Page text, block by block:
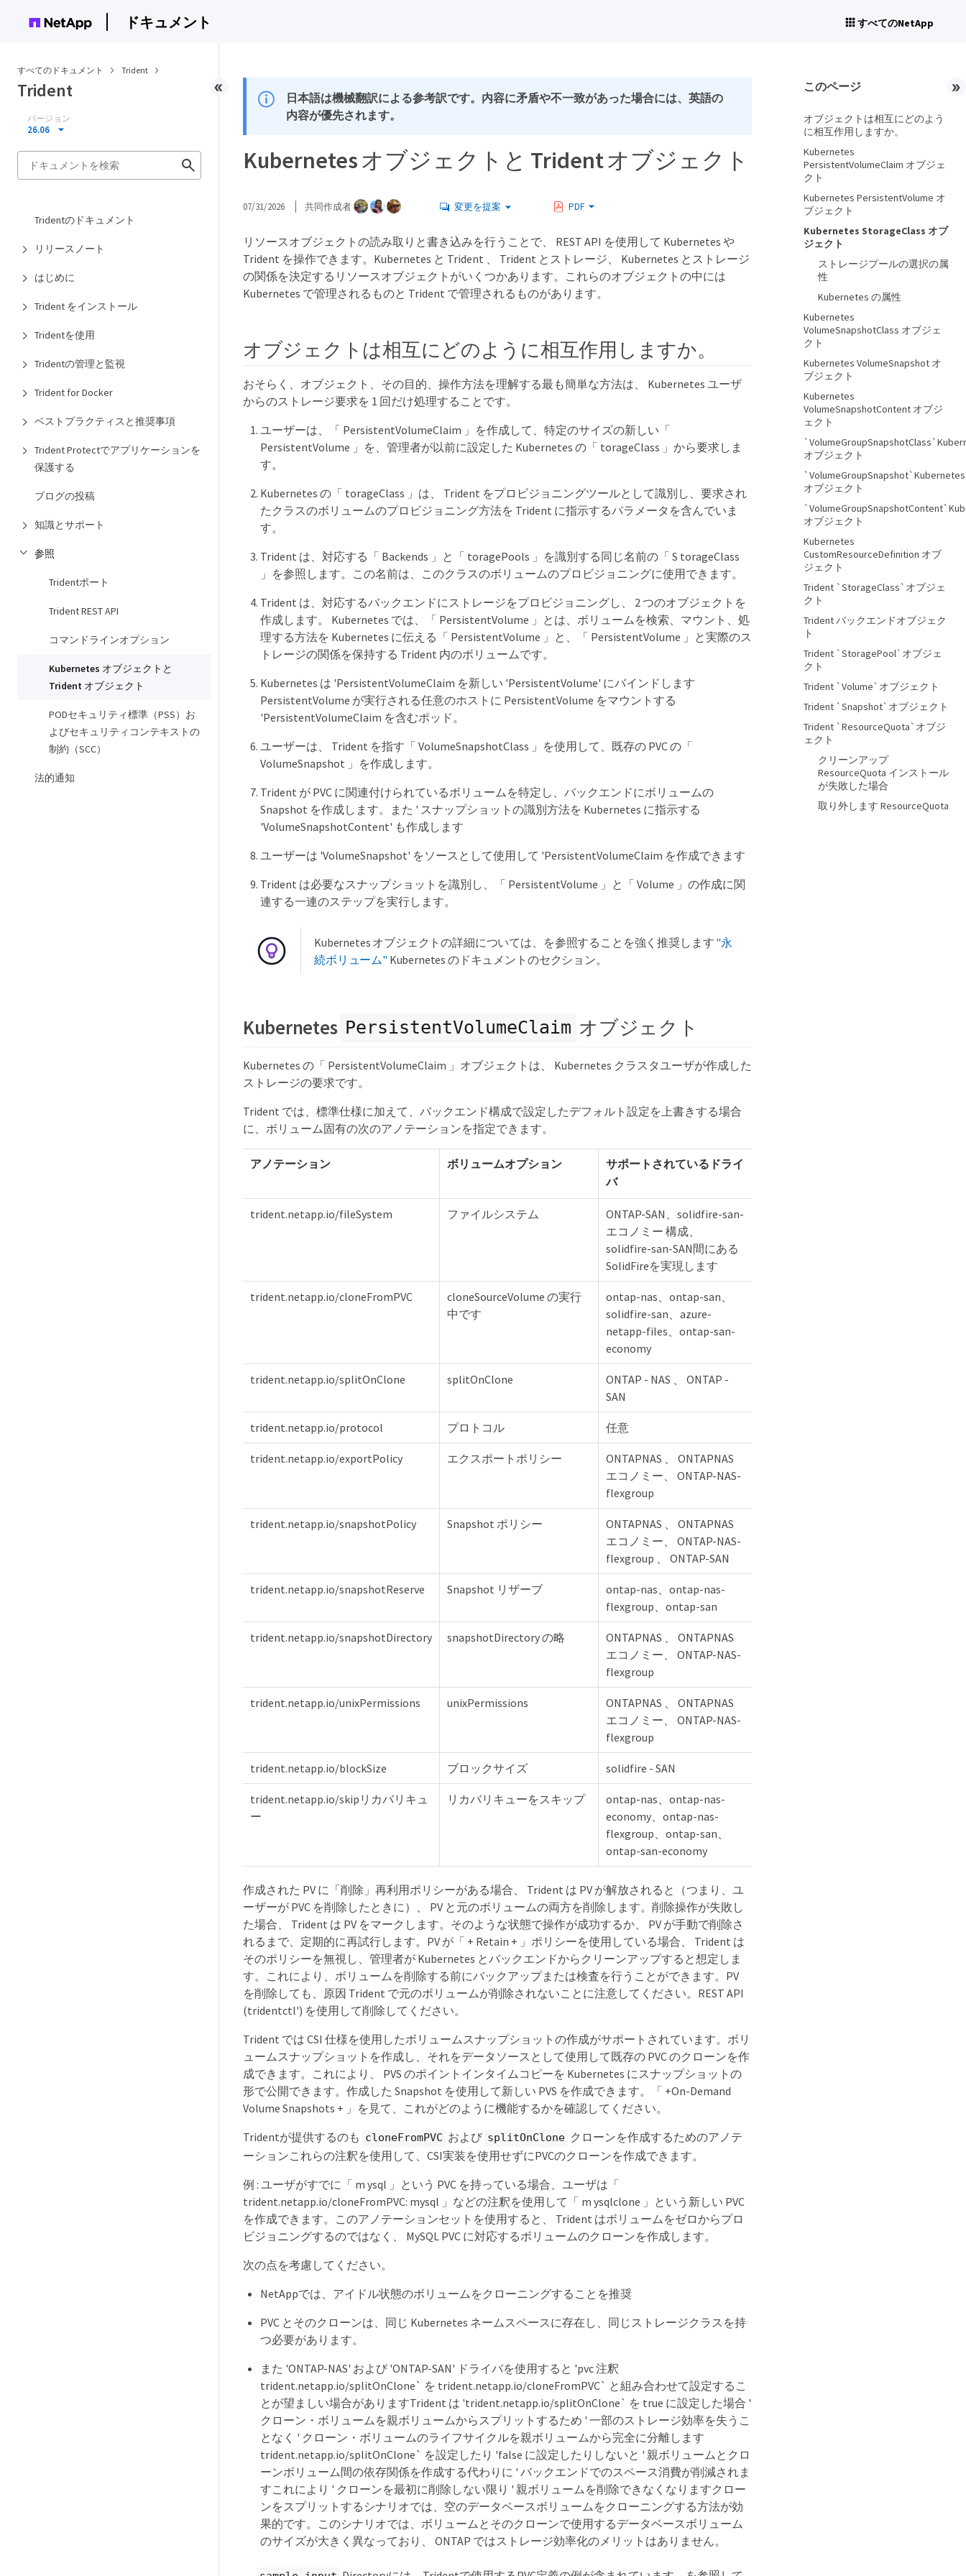
ドキュメント すべてのNetApp
すべてのドキュメント Trident
Trident
バージョン
26.06
Tridentのドキュメント
リリースノート
はじめに
Trident をインストール
Tridentを使用
Tridentの管理と監視
Trident for Docker
ベストプラクティスと推奨事項
Trident Protectでアプリケーションを
保護する
ブログの投稿
知識とサポート
参照
Tridentポート
Trident REST API
コマンドラインオプション
Kubernetes オブジェクトと
Trident オブジェクト
PODセキュリティ標準（PSS）お
よびセキュリティコンテキストの
制約（SCC）
法的通知
日本語は機械翻訳による参考訳です。内容に矛盾や不一致があった場合には、英語の
内容が優先されます。
Kubernetes オブジェクトと Trident オブジェクト
07/31/2026 共同作成者 変更を提案 PDF
リソースオブジェクトの読み取りと書き込みを行うことで、 REST API を使用して Kubernetes や
Trident を操作できます。Kubernetes と Trident 、 Trident とストレージ、 Kubernetes とストレージ
の関係を決定するリソースオブジェクトがいくつかあります。これらのオブジェクトの中には
Kubernetes で管理されるものと Trident で管理されるものがあります。
オブジェクトは相互にどのように相互作用しますか。
おそらく、オブジェクト、その目的、操作方法を理解する最も簡単な方法は、 Kubernetes ユーザ
からのストレージ要求を 1 回だけ処理することです。
ユーザーは、「 PersistentVolumeClaim 」を作成して、特定のサイズの新しい「
PersistentVolume 」を、管理者が以前に設定した Kubernetes の「 torageClass 」から要求しま
す。
Kubernetes の「 torageClass 」は、 Trident をプロビジョニングツールとして識別し、要求され
たクラスのボリュームのプロビジョニング方法を Trident に指示するパラメータを含んでいま
す。
Trident は、対応する「 Backends 」と「 toragePools 」を識別する同じ名前の「 S torageClass
」を参照します。この名前は、このクラスのボリュームのプロビジョニングに使用できます。
Trident は、対応するバックエンドにストレージをプロビジョニングし、 2 つのオブジェクトを
作成します。 Kubernetes では、「 PersistentVolume 」とは、ボリュームを検索、マウント、処
理する方法を Kubernetes に伝える「 PersistentVolume 」と、「 PersistentVolume 」と実際のス
トレージの関係を保持する Trident 内のボリュームです。
Kubernetes は 'PersistentVolumeClaim を新しい 'PersistentVolume' にバインドします
PersistentVolume が実行される任意のホストに PersistentVolume をマウントする
'PersistentVolumeClaim を含むポッド。
ユーザーは、 Trident を指す「 VolumeSnapshotClass 」を使用して、既存の PVC の「
VolumeSnapshot 」を作成します。
Trident が PVC に関連付けられているボリュームを特定し、バックエンドにボリュームの
Snapshot を作成します。また ' スナップショットの識別方法を Kubernetes に指示する
'VolumeSnapshotContent' も作成します
ユーザーは 'VolumeSnapshot' をソースとして使用して 'PersistentVolumeClaim を作成できます
Trident は必要なスナップショットを識別し、「 PersistentVolume 」と「 Volume 」の作成に関
連する一連のステップを実行します。
Kubernetes オブジェクトの詳細については、を参照することを強く推奨します "永
続ボリューム" Kubernetes のドキュメントのセクション。
Kubernetes PersistentVolumeClaim オブジェクト
Kubernetes の「 PersistentVolumeClaim 」オブジェクトは、 Kubernetes クラスタユーザが作成した
ストレージの要求です。
Trident では、標準仕様に加えて、バックエンド構成で設定したデフォルト設定を上書きする場合
に、ボリューム固有の次のアノテーションを指定できます。
アノテーション ボリュームオプション
サポートされているドライ
バ
trident.netapp.io/fileSystem ファイルシステム
ONTAP-SAN、solidfire-san-
エコノミー 構成、
solidfire-san-SAN間にある
SolidFireを実現します
trident.netapp.io/cloneFromPVC
cloneSourceVolume の実行
中です
ontap-nas、ontap-san、
solidfire-san、azure-
netapp-files、ontap-san-
economy
trident.netapp.io/splitOnClone splitOnClone
ONTAP - NAS 、 ONTAP -
SAN
trident.netapp.io/protocol プロトコル 任意
trident.netapp.io/exportPolicy エクスポートポリシー
ONTAPNAS 、 ONTAPNAS
エコノミー、 ONTAP-NAS-
flexgroup
trident.netapp.io/snapshotPolicy Snapshot ポリシー
ONTAPNAS 、 ONTAPNAS
エコノミー、 ONTAP-NAS-
flexgroup 、 ONTAP-SAN
trident.netapp.io/snapshotReserve Snapshot リザーブ
ontap-nas、ontap-nas-
flexgroup、ontap-san
trident.netapp.io/snapshotDirectory snapshotDirectory の略
ONTAPNAS 、 ONTAPNAS
エコノミー、 ONTAP-NAS-
flexgroup
trident.netapp.io/unixPermissions unixPermissions
ONTAPNAS 、 ONTAPNAS
エコノミー、 ONTAP-NAS-
flexgroup
trident.netapp.io/blockSize ブロックサイズ solidfire - SAN
trident.netapp.io/skipリカバリキュ
ー
リカバリキューをスキップ
ontap-nas、ontap-nas-
economy、ontap-nas-
flexgroup、ontap-san、
ontap-san-economy
作成された PV に「削除」再利用ポリシーがある場合、 Trident は PV が解放されると（つまり、ユ
ーザーが PVC を削除したときに）、 PV と元のボリュームの両方を削除します。削除操作が失敗し
た場合、 Trident は PV をマークします。そのような状態で操作が成功するか、 PV が手動で削除さ
れるまで、定期的に再試行します。PV が「 + Retain + 」ポリシーを使用している場合、 Trident は
そのポリシーを無視し、管理者が Kubernetes とバックエンドからクリーンアップすると想定しま
す。これにより、ボリュームを削除する前にバックアップまたは検査を行うことができます。PV
を削除しても、原因 Trident で元のボリュームが削除されないことに注意してください。REST API
(tridentctl') を使用して削除してください。
Trident では CSI 仕様を使用したボリュームスナップショットの作成がサポートされています。ボリ
ュームスナップショットを作成し、それをデータソースとして使用して既存の PVC のクローンを作
成できます。これにより、 PVS のポイントインタイムコピーを Kubernetes にスナップショットの
形で公開できます。作成した Snapshot を使用して新しい PVS を作成できます。「 +On-Demand
Volume Snapshots + 」を見て、これがどのように機能するかを確認してください。
Tridentが提供するのも cloneFromPVC および splitOnClone クローンを作成するためのアノテ
ーションこれらの注釈を使用して、CSI実装を使用せずにPVCのクローンを作成できます。
例 : ユーザがすでに「 m ysql 」という PVC を持っている場合、ユーザは「
trident.netapp.io/cloneFromPVC: mysql 」などの注釈を使用して「 m ysqlclone 」という新しい PVC
を作成できます。このアノテーションセットを使用すると、 Trident はボリュームをゼロからプロ
ビジョニングするのではなく、 MySQL PVC に対応するボリュームのクローンを作成します。
次の点を考慮してください。
NetAppでは、アイドル状態のボリュームをクローニングすることを推奨
PVC とそのクローンは、同じ Kubernetes ネームスペースに存在し、同じストレージクラスを持
つ必要があります。
また 'ONTAP-NAS' および 'ONTAP-SAN' ドライバを使用すると 'pvc 注釈
trident.netapp.io/splitOnClone` を trident.netapp.io/cloneFromPVC` と組み合わせて設定するこ
とが望ましい場合がありますTrident は 'trident.netapp.io/splitOnClone` を true に設定した場合 '
クローン・ボリュームを親ボリュームからスプリットするため ' 一部のストレージ効率を失うこ
となく ' クローン・ボリュームのライフサイクルを親ボリュームから完全に分離します
trident.netapp.io/splitOnClone` を設定したり 'false に設定したりしないと ' 親ボリュームとクロ
ーンボリューム間の依存関係を作成する代わりに ' バックエンドでのスペース消費が削減されま
すこれにより ' クローンを最初に削除しない限り ' 親ボリュームを削除できなくなりますクロー
ンをスプリットするシナリオでは、空のデータベースボリュームをクローニングする方法が効
果的です。このシナリオでは、ボリュームとそのクローンで使用するデータベースボリューム
のサイズが大きく異なっており、 ONTAP ではストレージ効率化のメリットはありません。
このページ
オブジェクトは相互にどのよう
に相互作用しますか。
Kubernetes
PersistentVolumeClaim オブジェ
クト
Kubernetes PersistentVolume オ
ブジェクト
Kubernetes StorageClass オブ
ジェクト
ストレージプールの選択の属
性
Kubernetes の属性
Kubernetes
VolumeSnapshotClass オブジェ
クト
Kubernetes VolumeSnapshot オ
ブジェクト
Kubernetes
VolumeSnapshotContent オブジ
ェクト
オブジェクト
`VolumeGroupSnapshot`Kubernetes
オブジェクト
オブジェクト
Kubernetes
CustomResourceDefinition オブ
ジェクト
Trident `StorageClass`オブジェ
クト
Trident バックエンドオブジェク
ト
Trident `StoragePool`オブジェ
クト
Trident `Volume`オブジェクト
Trident `Snapshot`オブジェクト
Trident `ResourceQuota`オブジ
ェクト
クリーンアップ
ResourceQuota インストール
が失敗した場合
取り外します ResourceQuota